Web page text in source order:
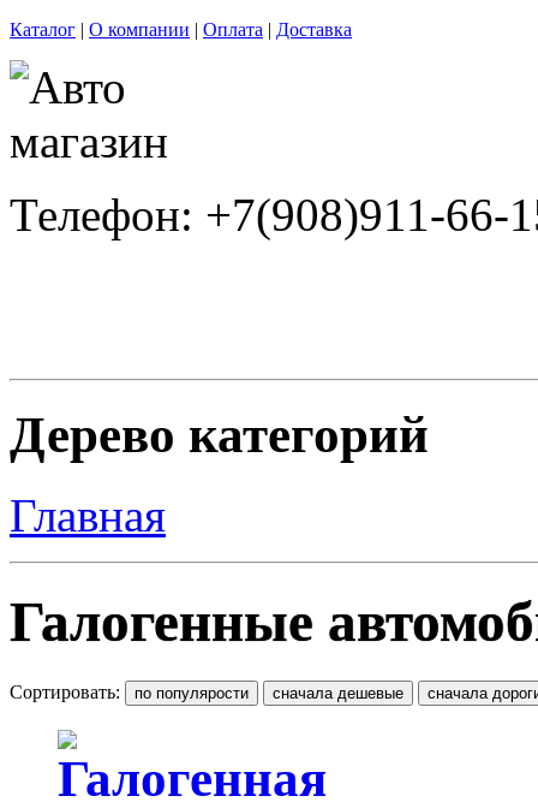
Каталог | О компании | Оплата | Доставка
Телефон: +7(908)911-66-
Дерево категорий
Главная
Галогенные
Сортировать: